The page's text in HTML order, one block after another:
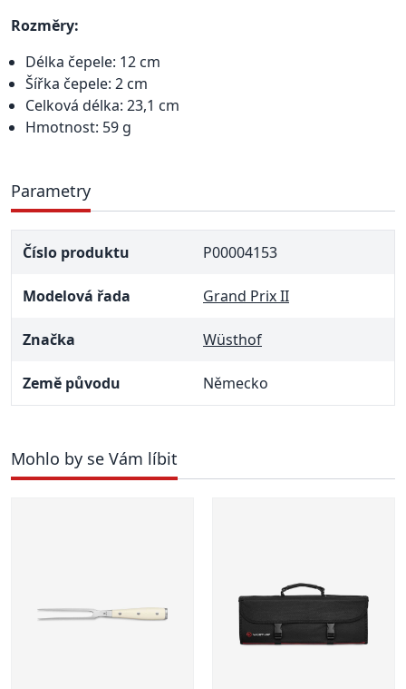
Rozměry:
Délka čepele: 12 cm
Šířka čepele: 2 cm
Celková délka: 23,1 cm
Hmotnost: 59 g
Parametry
Číslo produktu P00004153
Modelová řada Grand Prix II
Značka Wüsthof
Země původu Německo
Mohlo by se Vám líbit